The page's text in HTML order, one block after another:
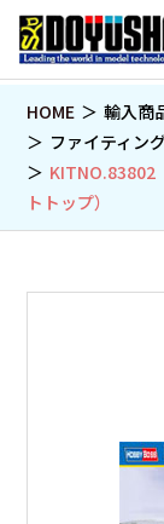
HOME 輸入商
ファイティン
トトップ）